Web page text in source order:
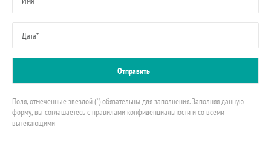
Поля, отмеченные звездой (*) обязательны для заполнения. Заполняя данную
форму, вы соглашаетесьс правилами конфиденциальности и со всеми
вытекающими